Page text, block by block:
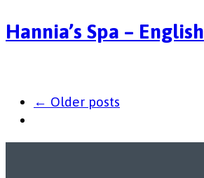
Hannia’s Spa – English
← Older posts